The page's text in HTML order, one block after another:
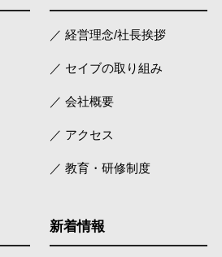
／ 経営理念/社長挨拶
／ セイブの取り組み
／ 会社概要
／ アクセス
／ 教育・研修制度
新着情報